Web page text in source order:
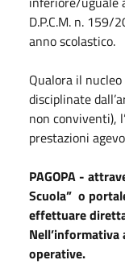
D.P.C.M. n. 159/
anno scolastico.
Qualora il
disciplinate
non conviventi),
prestazioni
PAGOPA -
Scuola” o
effettuare
operative.